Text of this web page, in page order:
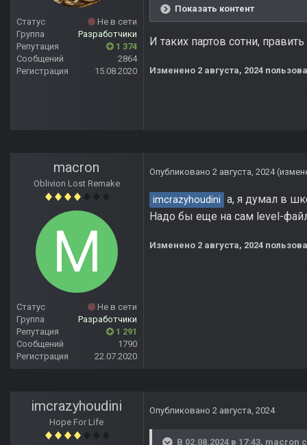
Статус
Не в сети
Группа
Разработчики
Репутация
1 374
Сообщений
2864
Регистрация
15.08.2020
Показать контент
И таких партов сотни,
Изменено 2 августа, 2024
macron
Oblivion Lost Remake
Статус
Не в сети
Группа
Разработчики
Репутация
1 291
Сообщений
1790
Регистрация
22.07.2020
Опубликовано 2 августа, 2024
imcrazyhoudini а, я думал в
Надо бы еще на сам level-
Изменено 2 августа, 2024
imcrazyhoudini
Hope For Life
Опубликовано 2 августа, 2024
В 02.08.2024 в 17:43, macron